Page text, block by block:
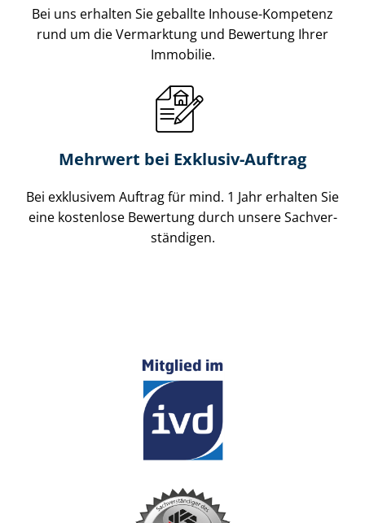
Bei uns erhalten Sie geballte Inhouse-Kompetenz
rund um die Vermarktung und Bewertung Ihrer
Immobilie.
Mehrwert bei Exklusiv-Auftrag
Bei exklusivem Auftrag für mind. 1 Jahr erhalten Sie
eine kostenlose Bewertung durch unsere Sach­ver­
stän­di­gen.